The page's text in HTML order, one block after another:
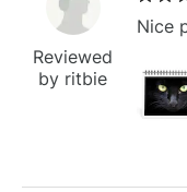
Reviewed
by ritbie
Nice